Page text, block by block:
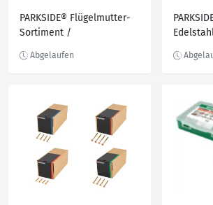
PARKSIDE® Flügelmutter-
Sortiment /
Sortiment / Splint-